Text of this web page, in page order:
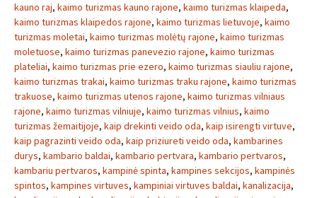
kauno raj, kaimo turizmas kauno rajone, kaimo turizmas klaipeda,
kaimo turizmas klaipedos rajone, kaimo turizmas lietuvoje, kaimo
turizmas moletai, kaimo turizmas molėtų rajone, kaimo turizmas
moletuose, kaimo turizmas panevezio rajone, kaimo turizmas
plateliai, kaimo turizmas prie ezero, kaimo turizmas siauliu rajone,
kaimo turizmas trakai, kaimo turizmas traku rajone, kaimo turizmas
trakuose, kaimo turizmas utenos rajone, kaimo turizmas vilniaus
rajone, kaimo turizmas vilniuje, kaimo turizmas vilnius, kaimo
turizmas žemaitijoje, kaip drekinti veido oda, kaip isirengti virtuve,
kaip pagrazinti veido oda, kaip priziureti veido oda, kambarines
durys, kambario baldai, kambario pertvara, kambario pertvaros,
kambariu pertvaros, kampinė spinta, kampines sekcijos, kampinės
spintos, kampines virtuves, kampiniai virtuves baldai, kanalizacija,